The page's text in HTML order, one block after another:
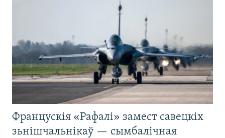
Францускія «Рафалі» замест савецкіх
зьнішчальнікаў — сымбалічная